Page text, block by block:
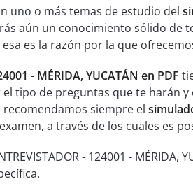
uno o más temas de estudio del
aún un conocimiento sólido de
es la razón por la que
- MÉRIDA, YUCATÁN en PDF
tipo de preguntas que te harán
siempre el
a través de los cuales es
- 124001 -